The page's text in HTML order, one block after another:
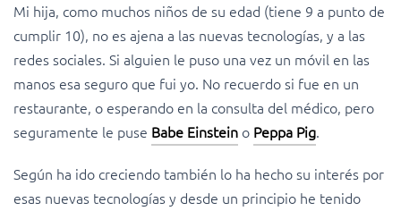
Mi hija, como muchos niños de su edad (tiene 9 a punto de
cumplir 10), no es ajena a las nuevas tecnologías, y a las
redes sociales. Si alguien le puso una vez un móvil en las
manos esa seguro que fui yo. No recuerdo si fue en un
restaurante, o esperando en la consulta del médico, pero
seguramente le puse Babe Einstein o Peppa Pig.
Según ha ido creciendo también lo ha hecho su interés por
esas nuevas tecnologías y desde un principio he tenido